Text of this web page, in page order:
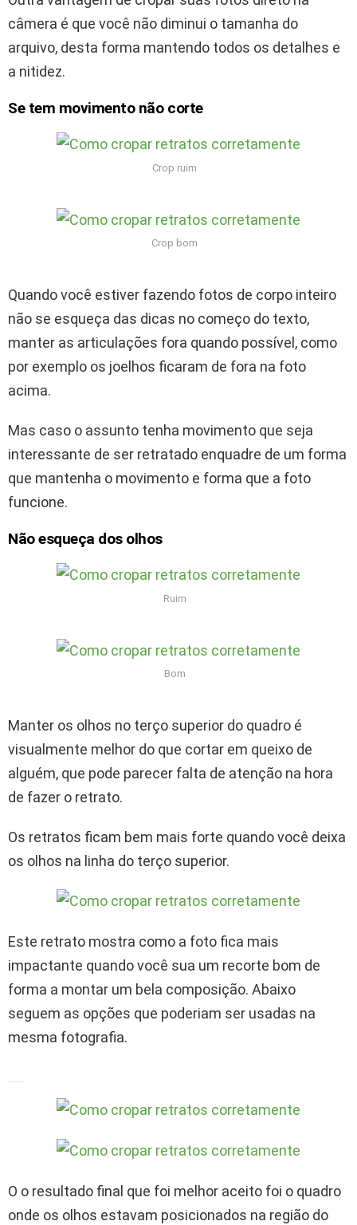
câmera é que você não diminui o tamanha do
arquivo, desta forma mantendo todos os detalhes e
a nitidez.
Se tem movimento não corte
Crop ruim
Crop bom
Quando você estiver fazendo fotos de corpo inteiro
não se esqueça das dicas no começo do texto,
manter as articulações fora quando possível, como
por exemplo os joelhos ficaram de fora na foto
acima.
Mas caso o assunto tenha movimento que seja
interessante de ser retratado enquadre de um forma
que mantenha o movimento e forma que a foto
funcione.
Não esqueça dos olhos
Ruim
Bom
Manter os olhos no terço superior do quadro é
visualmente melhor do que cortar em queixo de
alguém, que pode parecer falta de atenção na hora
de fazer o retrato.
Os retratos ficam bem mais forte quando você deixa
os olhos na linha do terço superior.
Este retrato mostra como a foto fica mais
impactante quando você sua um recorte bom de
forma a montar um bela composição. Abaixo
seguem as opções que poderiam ser usadas na
mesma fotografia.
O o resultado final que foi melhor aceito foi o quadro
onde os olhos estavam posicionados na região do